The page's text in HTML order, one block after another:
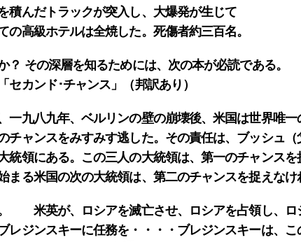
積んだトラックが突入し、大爆発が生じて
の高級ホテルは全焼した。死傷者約三百名。
？ その深層を知るためには、次の本が必読である。
セカンド･チャンス」（邦訳あり）
一九八九年、ベルリンの壁の崩壊後、米国は世界唯
チャンスをみすみす逃した。その責任は、ブッシュ
統領にある。この三人の大統領は、第一のチャンス
まる米国の次の大統領は、第二のチャンスを捉えなけ
米英が、ロシアを滅亡させ、ロシアを占領し、ロ
レジンスキーに任務を・・・・ブレジンスキーは、